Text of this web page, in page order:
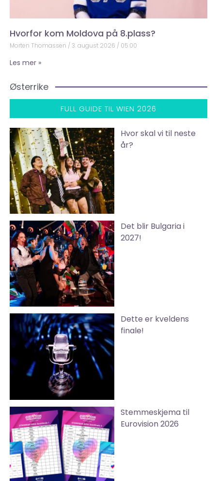
Hvorfor kom Moldova på 8.plass?
Morten Thomassen 3. august 2026 05:00
Les mer »
Østerrike
FULL GUIDE TIL WIEN 2026
Hvor skal vi til neste
år?
Det blir Bulgaria i
2027!
Dette er kveldens
finale!
Stemmeskjema til
Eurovision 2026